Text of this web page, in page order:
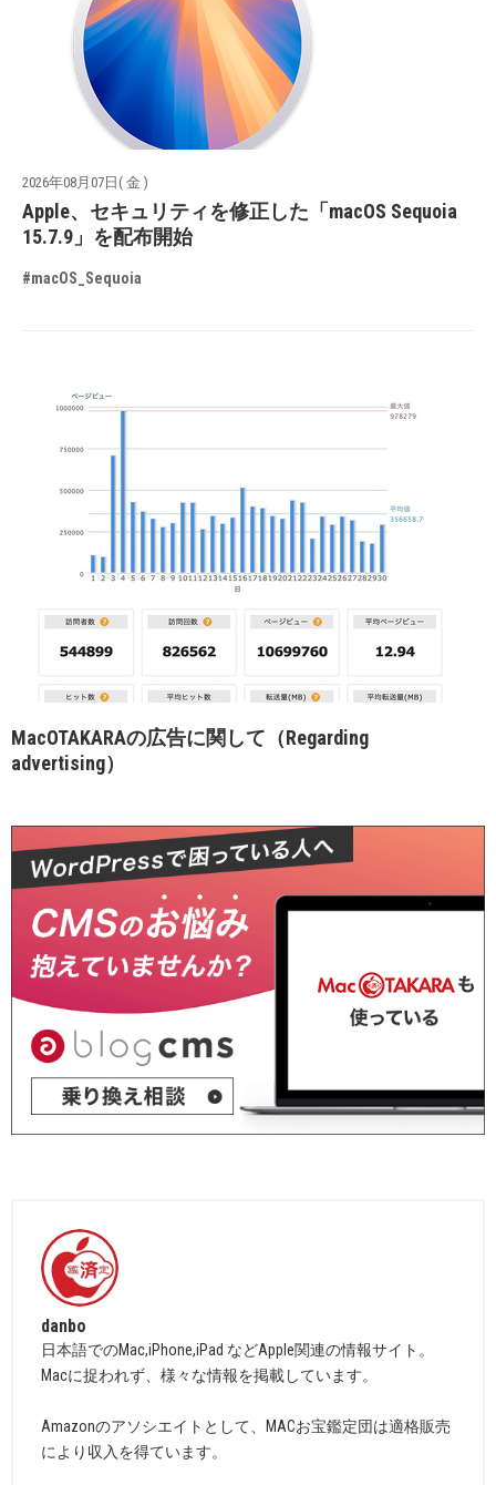
2026年08月07日( 金 )
Apple、セキュリティを修正した「macOS Sequoia
15.7.9」を配布開始
#macOS_Sequoia
MacOTAKARAの広告に関して（Regarding
advertising）
danbo
日本語でのMac,iPhone,iPad などApple関連の情報サイト。
Macに捉われず、様々な情報を掲載しています。
Amazonのアソシエイトとして、MACお宝鑑定団は適格販売
により収入を得ています。